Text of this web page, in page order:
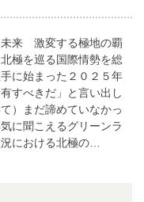
来 激変する極地の覇
極を巡る国際情勢を総
に始まった２０２５年
すべきだ」と言い出し
）まだ諦めていなかっ
に聞こえるグリーンラ
における北極の…